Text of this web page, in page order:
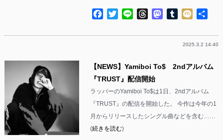
Facebook
TwitterLine ThreadsMastodon
Tumblr
Mixi
2025.3.2 14:40
【NEWS】Yamiboi To$ 2ndアルバム
『TRUST』配信開始
ラッパーのYamiboi To$は1日、2ndアルバム
『TRUST』の配信を開始した。 今作は今年の1
月からリリースしたシングル曲などを含む……
(続きを読む)